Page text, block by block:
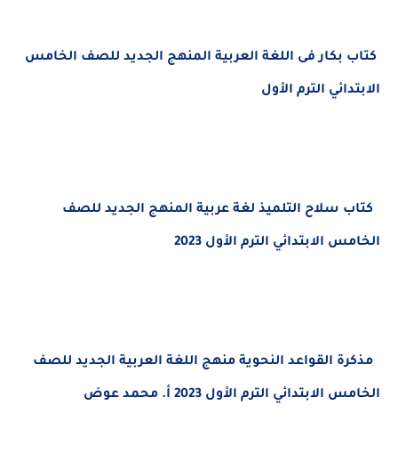
كتاب بكار فى اللغة العربية المنهج الجديد للصف الخامس
الابتدائي الترم الأول
كتاب سلاح التلميذ لغة عربية المنهج الجديد للصف
الخامس الابتدائي الترم الأول 2023
مذكرة القواعد النحوية منهج اللغة العربية الجديد للصف
الخامس الابتدائي الترم الأول 2023 أ. محمد عوض